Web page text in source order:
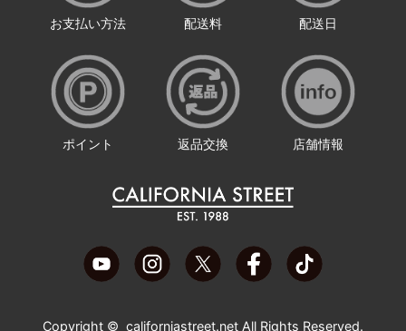
お支払い方法 配送料 配送日
ポイント 返品交換 店舗情報
Copyright © californiastreet.net All Rights Reserved.